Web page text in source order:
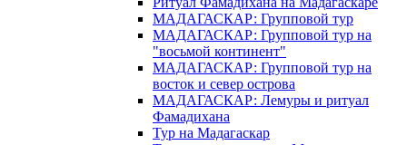
МАДАГАСКАР: Групповой тур
МАДАГАСКАР: Групповой тур на
"восьмой континент"
МАДАГАСКАР: Групповой тур на
восток и север острова
МАДАГАСКАР: Лемуры и ритуал
Фамадихана
Тур на Мадагаскар